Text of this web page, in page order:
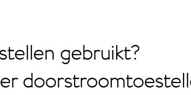
gebruikt?